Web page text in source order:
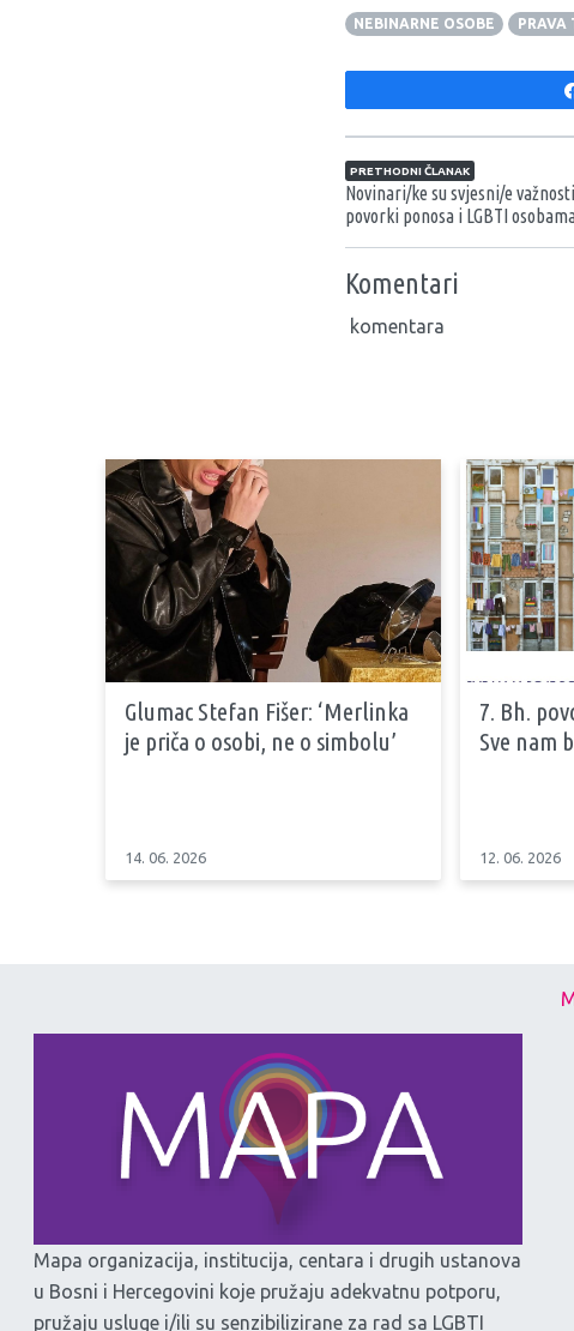
NEBINARNE OSOBE PRAVA
Navigacija članaka
PRETHODNI ČLANAK
Novinari/ke su svjesni/e
povorki ponosa i LGBTI osobama
Komentari
komentara
Glumac Stefan Fišer: ‘Merlinka
je priča o osobi, ne o simbolu’
14. 06. 2026
7. Bh.
Sve nam
12. 06. 2026
Mapa organizacija, institucija, centara i drugih ustanova
u Bosni i Hercegovini koje pružaju adekvatnu potporu,
pružaju usluge i/ili su senzibilizirane za rad sa LGBTI